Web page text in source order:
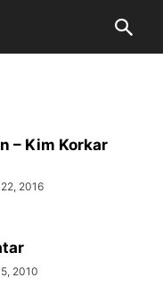
– Kim Korkar
2016
2010